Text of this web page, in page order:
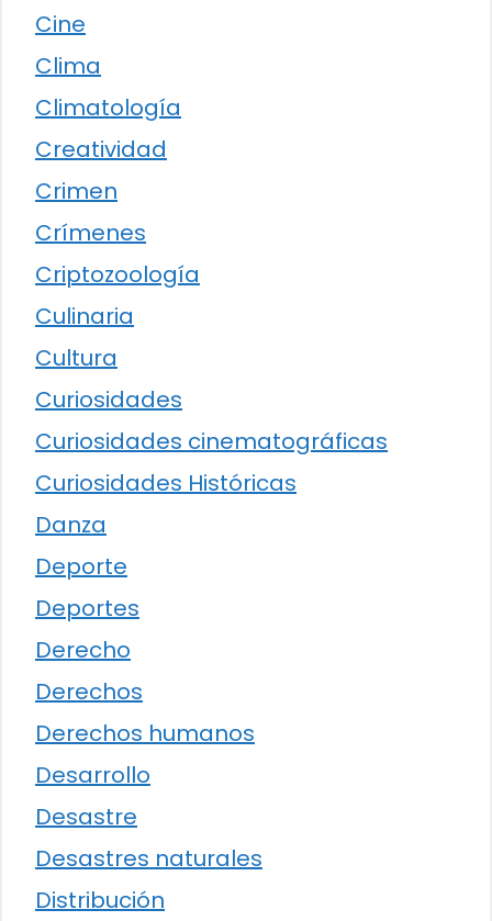
Cine
Clima
Climatología
Creatividad
Crimen
Crímenes
Criptozoología
Culinaria
Cultura
Curiosidades
Curiosidades cinematográficas
Curiosidades Históricas
Danza
Deporte
Deportes
Derecho
Derechos
Derechos humanos
Desarrollo
Desastre
Desastres naturales
Distribución